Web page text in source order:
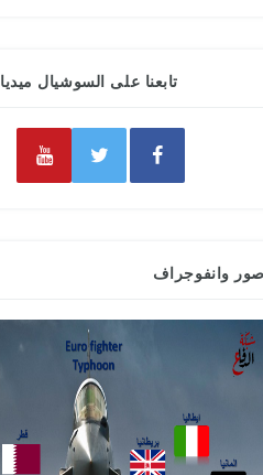
تابعنا على السوشيال ميديا
صور وانفوجراف